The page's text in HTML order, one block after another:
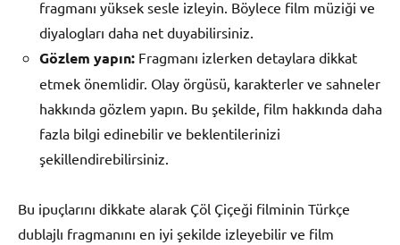
fragmanı yüksek sesle izleyin. Böylece film müziği ve
diyalogları daha net duyabilirsiniz.
Gözlem yapın: Fragmanı izlerken detaylara dikkat
etmek önemlidir. Olay örgüsü, karakterler ve sahneler
hakkında gözlem yapın. Bu şekilde, film hakkında daha
fazla bilgi edinebilir ve beklentilerinizi
şekillendirebilirsiniz.
Bu ipuçlarını dikkate alarak Çöl Çiçeği filminin Türkçe
dublajlı fragmanını en iyi şekilde izleyebilir ve film